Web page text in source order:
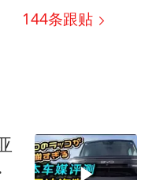
144条跟贴